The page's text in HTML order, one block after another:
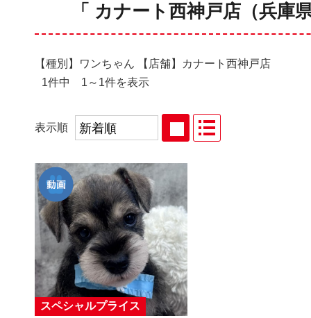
「 カナート西神戸店（兵
【種別】ワンちゃん 【店舗】カナート西神戸店
1件中 1～1件を表示
表示順
スペシャルプライス